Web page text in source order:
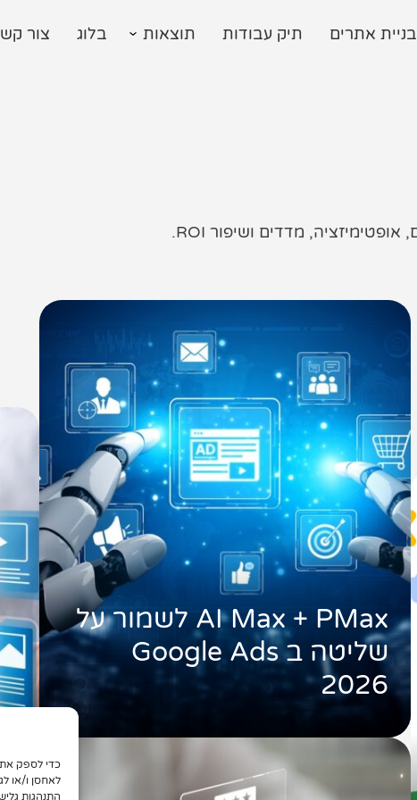
לאחסן ו/או
התנהגות
בניית אתרים תיק עבודות תוצאות בלוג צור
AI Max + PMax לשמור על
שליטה ב Google Ads
2026